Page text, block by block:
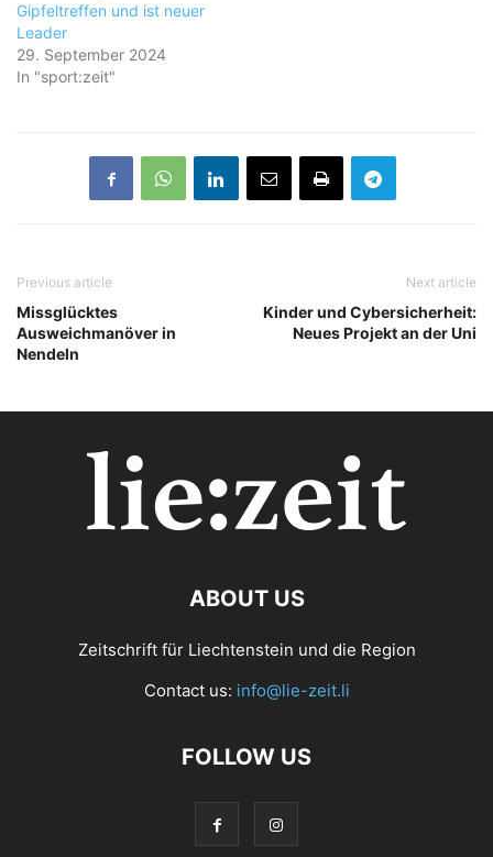
Gipfeltreffen und ist neuer
Leader
29. September 2024
In "sport:zeit"
Previous article
Missglücktes
Ausweichmanöver in
Nendeln
Next article
Kinder und Cybersicherheit:
Neues Projekt an der Uni
ABOUT US
Zeitschrift für Liechtenstein und die Region
Contact us: info@lie-zeit.li
FOLLOW US